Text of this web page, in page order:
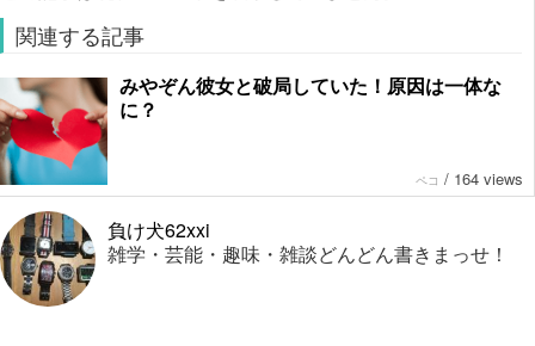
関連する記事
みやぞん彼女と破局していた！原因は一体な
に？
ペコ / 164 views
負け犬62xxi
雑学・芸能・趣味・雑談どんどん書きまっせ！